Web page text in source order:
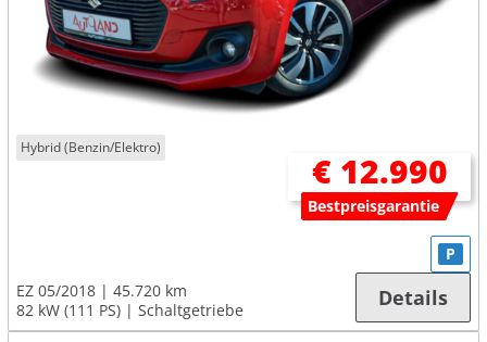
Hybrid (Benzin/Elektro)
€ 12.990
Bestpreisgarantie
EZ 05/2018
45.720 km
82 kW (111 PS)
Schaltgetriebe
P
Details